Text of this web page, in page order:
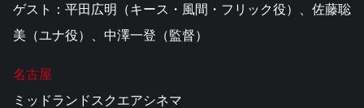
ゲスト：平田広明（キース・風間・フリック役）、佐藤聡
美（ユナ役）、中澤一登（監督）
名古屋
ミッドランドスクエアシネマ